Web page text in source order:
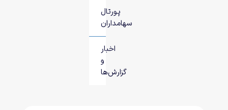
پورتال
سهامداران
اخبار
و
گزارش‌ها